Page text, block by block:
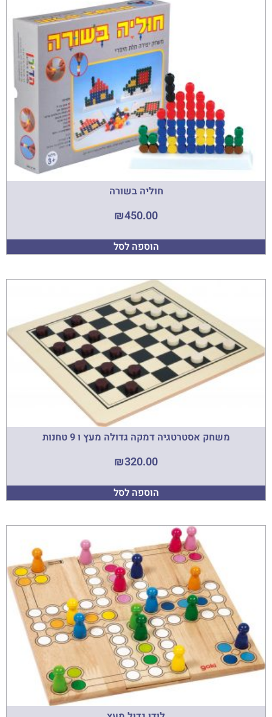
חוליה בשורה
₪450.00
הוספה לסל
משחק אסטרטגיה דמקה גדולה מעץ ו 9 טחנות
₪320.00
הוספה לסל